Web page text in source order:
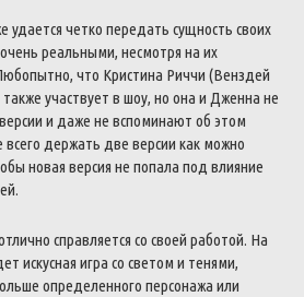
четко передать сущность своих
реальными, несмотря на их
что Кристина Риччи (Венздей
участвует в шоу, но она и Дженна не
и даже не вспоминают об этом
держать две версии как можно
новая версия не попала под влияние
справляется со своей работой. На
искусная игра со светом и тенями,
определенного персонажа или